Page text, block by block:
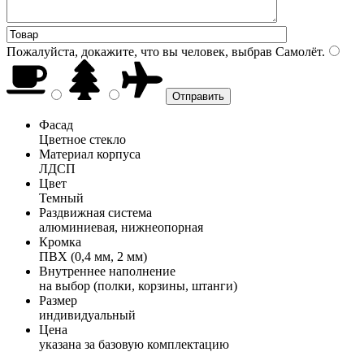
Пожалуйста, докажите, что вы человек, выбрав Самолёт.
Фасад
Цветное стекло
Материал корпуса
ЛДСП
Цвет
Темный
Раздвижная система
алюминиевая, нижнеопорная
Кромка
ПВХ (0,4 мм, 2 мм)
Внутреннее наполнение
на выбор (полки, корзины, штанги)
Размер
индивидуальный
Цена
указана за базовую комплектацию